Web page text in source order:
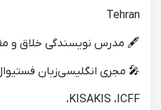
Tehran
🖋 مدرس نویسندگی خلاق و
،KISAKIS ،ICFF